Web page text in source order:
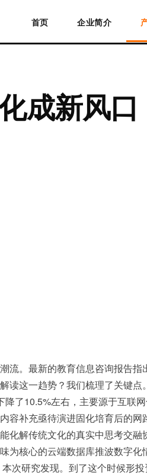
首页 企业简介
成新风
。最新的教育信息咨询报告指
这一趋势？我们梳理了关键
了10.5%左右，主要源于互联
补充亟待演进固化培育后的
解传统文化的真实中思考交
核心的云端数据库推波数字
次研究发现。到了这个时候形